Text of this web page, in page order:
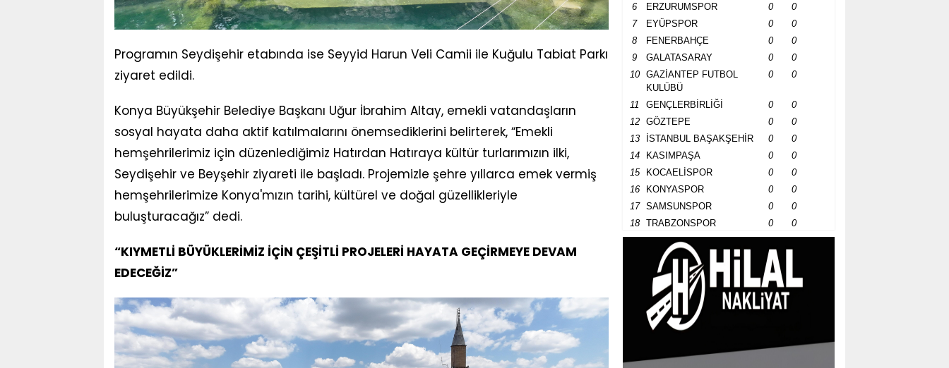
Programın Seydişehir etabında ise Seyyid Harun Veli Camii ile Kuğulu Tabiat Parkı
ziyaret edildi.
Konya Büyükşehir Belediye Başkanı Uğur İbrahim Altay, emekli vatandaşların
sosyal hayata daha aktif katılmalarını önemsediklerini belirterek, “Emekli
hemşehrilerimiz için düzenlediğimiz Hatırdan Hatıraya kültür turlarımızın ilki,
Seydişehir ve Beyşehir ziyareti ile başladı. Projemizle şehre yıllarca emek vermiş
hemşehrilerimize Konya'mızın tarihi, kültürel ve doğal güzellikleriyle
buluşturacağız” dedi.
“KIYMETLİ BÜYÜKLERİMİZ İÇİN ÇEŞİTLİ PROJELERİ HAYATA GEÇİRMEYE DEVAM
EDECEĞİZ”
6
ERZURUMSPOR 0
0
7
EYÜPSPOR 0
0
8
FENERBAHÇE 0
0
9
GALATASARAY 0
0
10
GAZİANTEP FUTBOL
KULÜBÜ
0 0
11 GENÇLERBİRLİĞİ 0
0
12
GÖZTEPE 0
0
13
İSTANBUL BAŞAKŞEHİR 0
0
14
KASIMPAŞA 0
0
15
KOCAELİSPOR 0
0
16
KONYASPOR 0
0
17
SAMSUNSPOR 0
0
18
TRABZONSPOR 0 0